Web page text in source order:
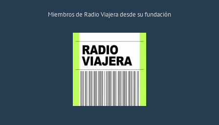
Miembros de Radio Viajera desde su fundación